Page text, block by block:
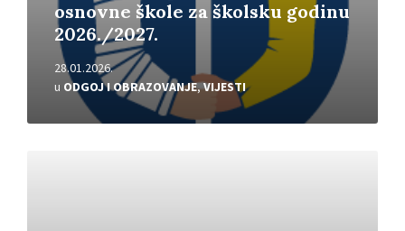
osnovne škole za školsku godinu
2026./2027.
28.01.2026.
u ODGOJ I OBRAZOVANJE,VIJESTI